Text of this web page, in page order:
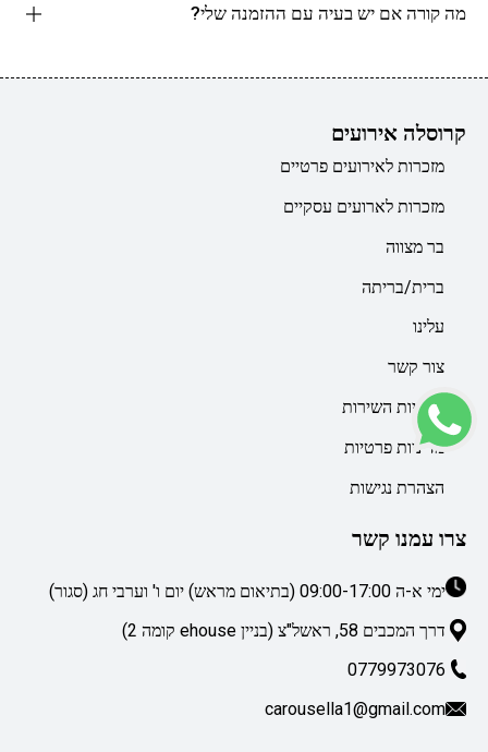
מה קורה אם יש בעיה עם ההזמנה שלי?
קרוסלה אירועים
מזכרות לאירועים פרטיים
מזכרות לארועים עסקיים
בר מצווה
ברית/בריתה
עלינו
צור קשר
מדיניות השירות
מדיניות פרטיות
הצהרת נגישות
צרו עמנו קשר
ימי א-ה 09:00-17:00 (בתיאום מראש) יום ו' וערבי חג (סגור)
דרך המכבים 58, ראשל"צ (בניין ehouse קומה 2)
0779973076
carousella1@gmail.com